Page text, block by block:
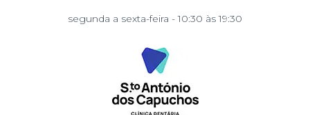
segunda a sexta-feira - 10:30 às 19:30